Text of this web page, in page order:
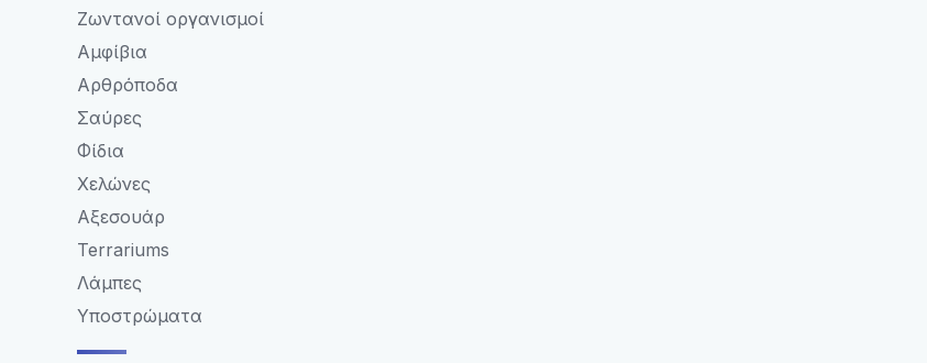
Ζωντανοί οργανισμοί
Αμφίβια
Αρθρόποδα
Σαύρες
Φίδια
Χελώνες
Αξεσουάρ
Terrariums
Λάμπες
Υποστρώματα